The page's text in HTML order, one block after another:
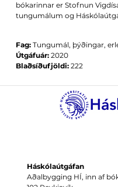
bókarinnar er Stofnun
tungumálum og
Fag: Tungumál, þýðingar,
Útgáfuár: 2020
Blaðsíðufjöldi: 222
Háskólaútgáfan
Aðalbygging HÍ, inn af